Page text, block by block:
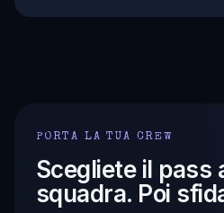
PORTA LA TUA CREW
Scegliete il pass
squadra. Poi